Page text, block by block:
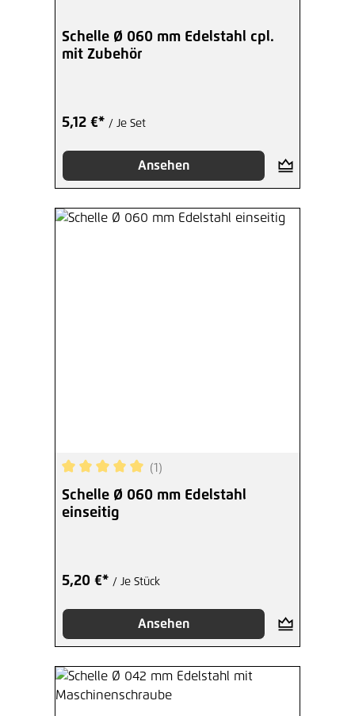
Schelle Ø 060 mm Edelstahl cpl.
mit Zubehör
5,12 €* / Je Set
Ansehen
Durchschnittliche Bewertung von 5 von 5
(1)
Schelle Ø 060 mm Edelstahl
einseitig
5,20 €* / Je Stück
Ansehen